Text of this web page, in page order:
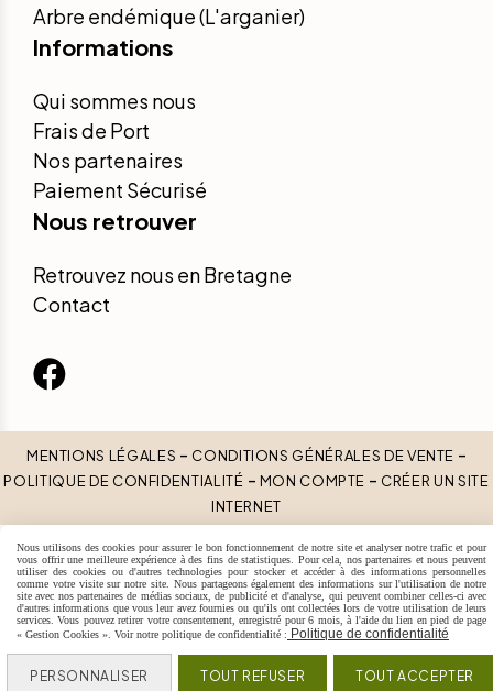
Arbre endémique (L'arganier)
Informations
Qui sommes nous
Frais de Port
Nos partenaires
Paiement Sécurisé
Nous retrouver
Retrouvez nous en Bretagne
Contact

MENTIONS LÉGALES
CONDITIONS GÉNÉRALES DE VENTE
POLITIQUE DE CONFIDENTIALITÉ
MON COMPTE
CRÉER UN SITE
INTERNET
Nous utilisons des cookies pour assurer le bon fonctionnement de notre site et analyser notre trafic et pour
vous offrir une meilleure expérience à des fins de statistiques. Pour cela, nos partenaires et nous peuvent
utiliser des cookies ou d'autres technologies pour stocker et accéder à des informations personnelles
comme votre visite sur notre site. Nous partageons également des informations sur l'utilisation de notre
site avec nos partenaires de médias sociaux, de publicité et d'analyse, qui peuvent combiner celles-ci avec
d'autres informations que vous leur avez fournies ou qu'ils ont collectées lors de votre utilisation de leurs
services. Vous pouvez retirer votre consentement, enregistré pour 6 mois, à l'aide du lien en pied de page
« Gestion Cookies ». Voir notre politique de confidentialité : Politique de confidentialité
PERSONNALISER TOUT REFUSER TOUT ACCEPTER